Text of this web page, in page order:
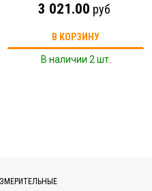
3 021.00 руб
В КОРЗИНУ
В наличии 2 шт.